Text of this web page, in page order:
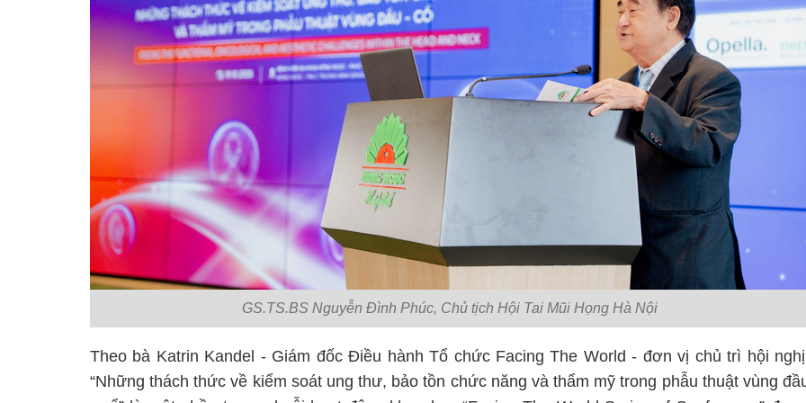
GS.TS.BS Nguyễn Đình Phúc, Chủ tịch Hội Tai Mũi Họng Hà Nội
Theo bà Katrin Kandel - Giám đốc Điều hành Tổ chức Facing The World - đơn vị chủ trì hội
“Những thách thức về kiểm soát ung thư, bảo tồn chức năng và thẩm mỹ trong phẫu thuật vùng